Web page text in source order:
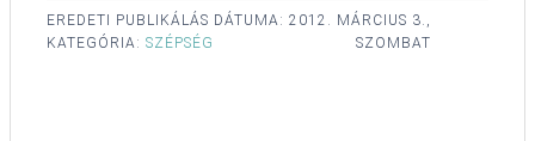
EREDETI PUBLIKÁLÁS DÁTUMA: 2012. MÁRCIUS 3.,
SZOMBAT
KATEGÓRIA: SZÉPSÉG